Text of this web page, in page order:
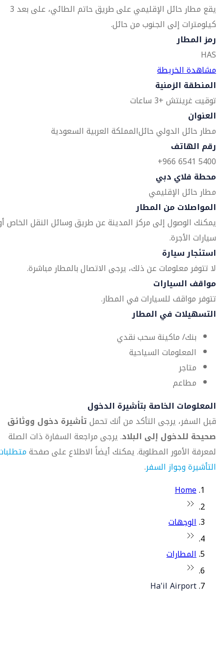
يقع مطار حائل الإقليمي على طريق حاتم الطائي، على بعد 3
كيلومترات إلى الجنوب من حائل.
رمز المطار
HAS
مشاهدة الخريطة
المنطقة الزمنية
توقيت غرينتش +3 ساعات
العنوان
مطار حائل الدوليحائلالمملكة العربية السعودية
رقم الهاتف
5400 6541 966+
محطة فلاي دبي
مطار حائل الإقليمي
المواصلات من المطار
يمكنك الوصول إلى مركز المدينة عن طريق وسائل النقل الخاص
سيارات الأجرة.
استئجار سيارة
لا تتوفر معلومات عن ذلك، يرجى الاتصال بالمطار مباشرة.
مواقف السيارات
تتوفر مواقف للسيارات في المطار.
التسهيلات في المطار
بنك/ ماكينة سحب نقدي
المعلومات السياحية
متاجر
مطاعم
المعلومات الخاصة بتأشيرة الدخول
قبل السفر، يرجى التأكد من أنك تحملتأشيرة دخول ووثائق
صحيحة للدخول إلى البلاد. يرجى مراجعة السفارة ذات الصلة
لمعرفة الأمور المطلوبة. يمكنك أيضاً الاطلاع على صفحة
التأشيرة وجواز السفر.
Home
الوجهات
المطارات
Ha'il Airport